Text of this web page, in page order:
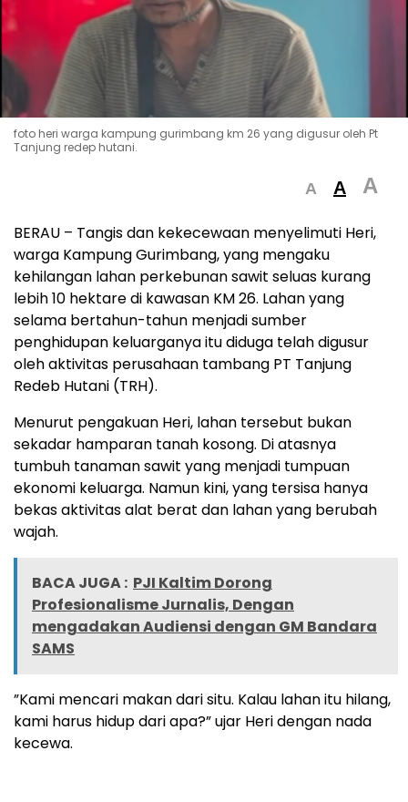
foto heri warga kampung gurimbang km 26 yang digusur oleh Pt
Tanjung redep hutani.
A A A
BERAU – Tangis dan kekecewaan menyelimuti Heri,
warga Kampung Gurimbang, yang mengaku
kehilangan lahan perkebunan sawit seluas kurang
lebih 10 hektare di kawasan KM 26. Lahan yang
selama bertahun-tahun menjadi sumber
penghidupan keluarganya itu diduga telah digusur
oleh aktivitas perusahaan tambang PT Tanjung
Redeb Hutani (TRH).
‎Menurut pengakuan Heri, lahan tersebut bukan
sekadar hamparan tanah kosong. Di atasnya
tumbuh tanaman sawit yang menjadi tumpuan
ekonomi keluarga. Namun kini, yang tersisa hanya
bekas aktivitas alat berat dan lahan yang berubah
wajah.
BACA JUGA : PJI Kaltim Dorong
Profesionalisme Jurnalis, Dengan
mengadakan Audiensi dengan ‎GM Bandara
SAMS
‎”Kami mencari makan dari situ. Kalau lahan itu hilang,
kami harus hidup dari apa?” ujar Heri dengan nada
kecewa.